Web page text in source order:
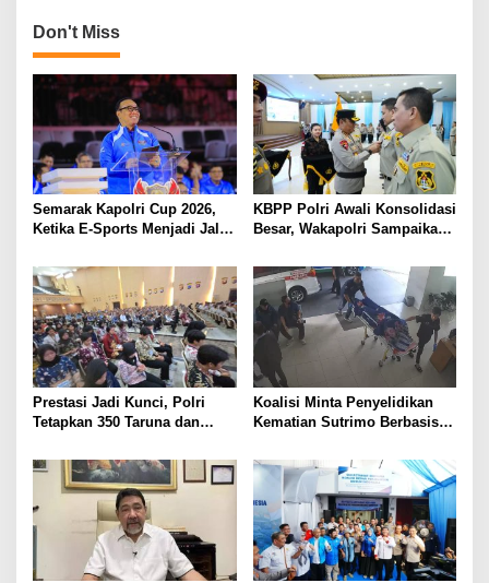
n
Don't Miss
Semarak Kapolri Cup 2026,
Ketika E-Sports Menjadi Jalan
KBPP Polri Awali Konsolidasi
Besar, Wakapolri Sampaikan
Prestasi Jadi Kunci, Polri
Tetapkan 350 Taruna dan
Koalisi Minta Penyelidikan
Kematian Sutrimo Berbasis